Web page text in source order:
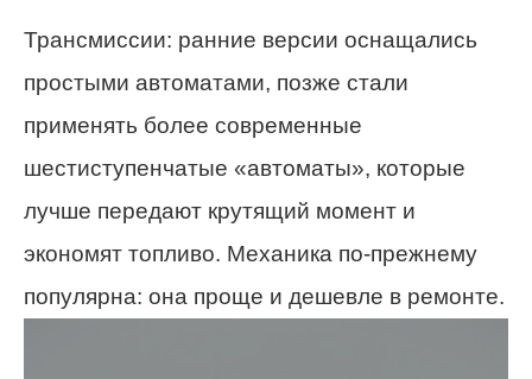
Трансмиссии: ранние версии оснащались
простыми автоматами, позже стали
применять более современные
шестиступенчатые «автоматы», которые
лучше передают крутящий момент и
экономят топливо. Механика по-прежнему
популярна: она проще и дешевле в ремонте.